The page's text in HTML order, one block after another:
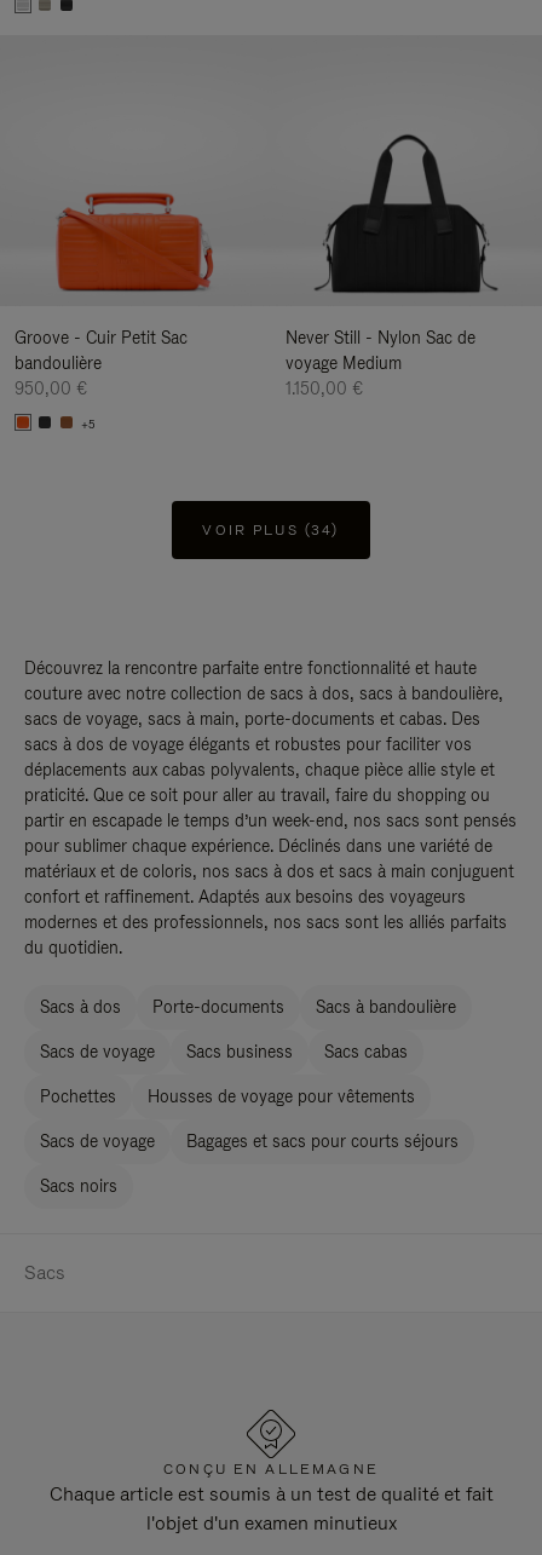
Groove - Cuir Petit Sac
bandoulière
950,00 €
+5
Never Still - Nylon Sac de
voyage Medium
1.150,00 €
VOIR PLUS (34)
Découvrez la rencontre parfaite entre fonctionnalité et haute
couture avec notre collection de sacs à dos, sacs à bandoulière,
sacs de voyage, sacs à main, porte-documents et cabas. Des
sacs à dos de voyage élégants et robustes pour faciliter vos
déplacements aux cabas polyvalents, chaque pièce allie style et
praticité. Que ce soit pour aller au travail, faire du shopping ou
partir en escapade le temps d’un week-end, nos sacs sont pensés
pour sublimer chaque expérience. Déclinés dans une variété de
matériaux et de coloris, nos sacs à dos et sacs à main conjuguent
confort et raffinement. Adaptés aux besoins des voyageurs
modernes et des professionnels, nos sacs sont les alliés parfaits
du quotidien.
Sacs à dos Porte-documents Sacs à bandoulière
Sacs de voyage Sacs business Sacs cabas
Pochettes Housses de voyage pour vêtements
Sacs de voyage Bagages et sacs pour courts séjours
Sacs noirs
Sacs
CONÇU EN ALLEMAGNE
Chaque article est soumis à un test de qualité et fait
l'objet d'un examen minutieux